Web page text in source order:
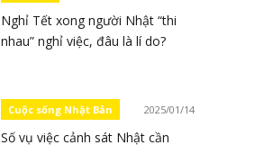
Nghỉ Tết xong người Nhật “thi
nhau” nghỉ việc, đâu là lí do?
Cuộc sống Nhật Bản 2025/01/14
Số vụ việc cảnh sát Nhật cần